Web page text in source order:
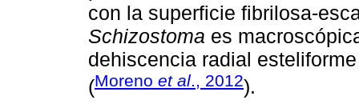
con la superficie fibrilosa-
Schizostoma es
dehiscencia radial
(Moreno et al., 2012).